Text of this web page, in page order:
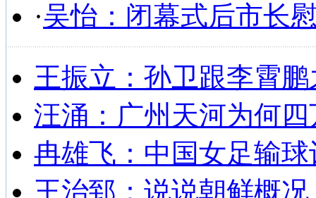
·吴怡：闭幕式后市长
王振立：孙卫跟李霄
汪涌：广州天河为何
冉雄飞：中国女足输
王治郅：说说朝鲜概